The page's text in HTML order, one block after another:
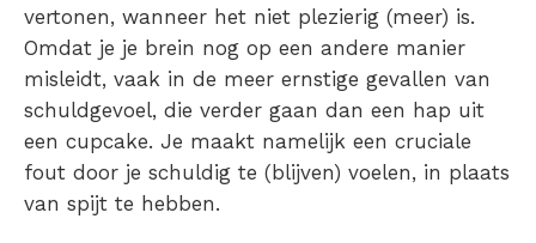
vertonen, wanneer het niet plezierig (meer) is.
Omdat je je brein nog op een andere manier
misleidt, vaak in de meer ernstige gevallen van
schuldgevoel, die verder gaan dan een hap uit
een cupcake. Je maakt namelijk een cruciale
fout door je schuldig te (blijven) voelen, in plaats
van spijt te hebben.